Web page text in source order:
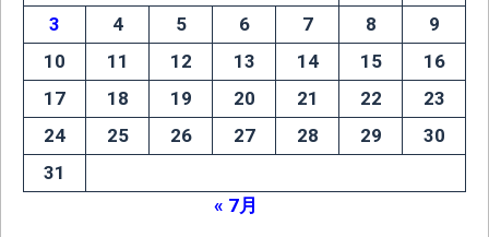
3
4 5 6 7 8
9
10
11 12 13 14 15
16
17
18 19 20 21 22
23
24
25 26 27 28 29
30
31
« 7月